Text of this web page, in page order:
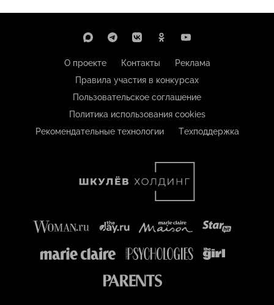
О проекте Контакты
Реклама
Правила участия в конкурсах
Пользовательское соглашение
Политика использования cookies
Рекомендательные технологии
Техподдержка